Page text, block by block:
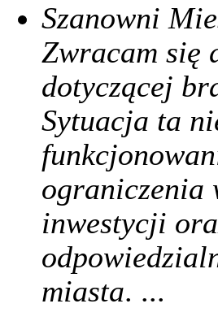
Szanowni
Zwracam się
dotyczącej
Sytuacja ta
ograniczenia
inwestycji
miasta. ...